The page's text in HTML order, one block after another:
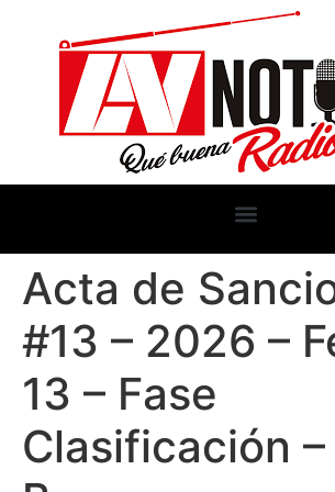
Acta de
#13 – 2026 –
13 – Fase
Clasificación